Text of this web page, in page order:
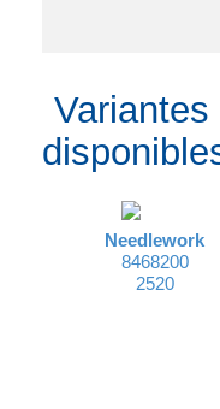
Variantes
Needlework
8468200
2520